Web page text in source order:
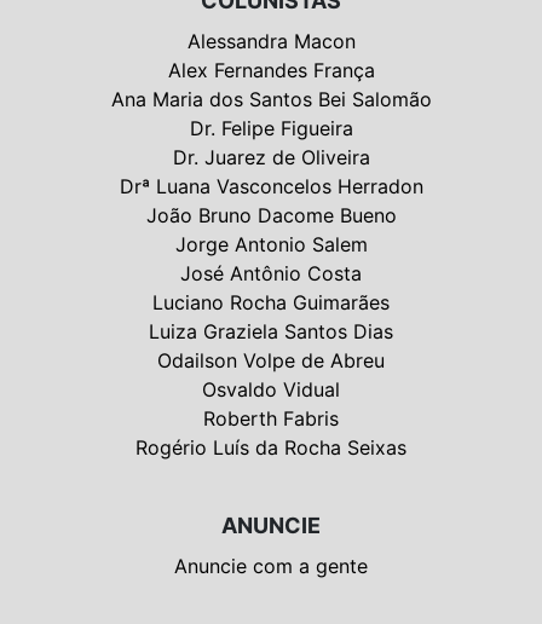
Alessandra Macon
Alex Fernandes França
Ana Maria dos Santos Bei Salomão
Dr. Felipe Figueira
Dr. Juarez de Oliveira
Drª Luana Vasconcelos Herradon
João Bruno Dacome Bueno
Jorge Antonio Salem
José Antônio Costa
Luciano Rocha Guimarães
Luiza Graziela Santos Dias
Odailson Volpe de Abreu
Osvaldo Vidual
Roberth Fabris
Rogério Luís da Rocha Seixas
ANUNCIE
Anuncie com a gente